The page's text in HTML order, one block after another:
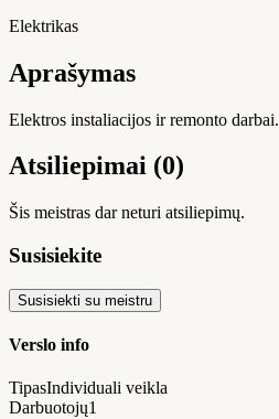
Elektrikas
Aprašymas
Elektros instaliacijos ir remonto darbai.
Atsiliepimai (0)
Šis meistras dar neturi atsiliepimų.
Susisiekite
Susisiekti su meistru
Verslo info
TipasIndividuali veikla
Darbuotojų1